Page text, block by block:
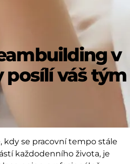
v
posílí váš tým
se pracovní tempo stále
každodenního života, je